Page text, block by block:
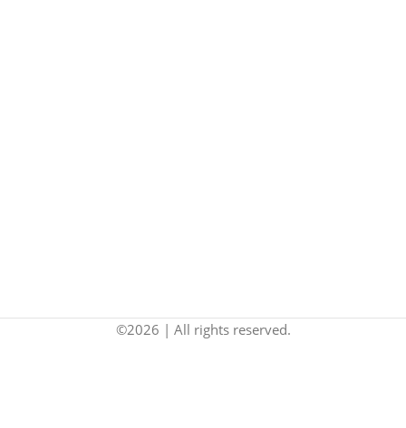
©2026 | All rights reserved.